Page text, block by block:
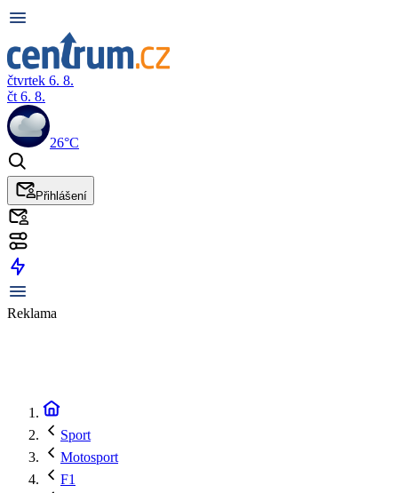
čtvrtek 6. 8.
čt 6. 8.
26°C
Přihlášení
Reklama
Sport
Motosport
F1